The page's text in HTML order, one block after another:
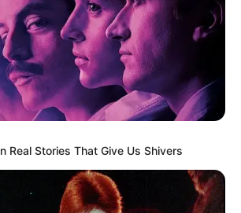
lote da restituição do IR paga R$
bilhões para 2,7 milhões de
e bicicletas para ACS e ACE: veja o
a passo para conseguir o benefício.
por erro em seu texto.
Real Stories That Give Us Shivers